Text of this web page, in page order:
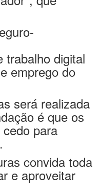
trabalho digital
emprego do
será realizada
é que os
para
convida toda
e aproveitar